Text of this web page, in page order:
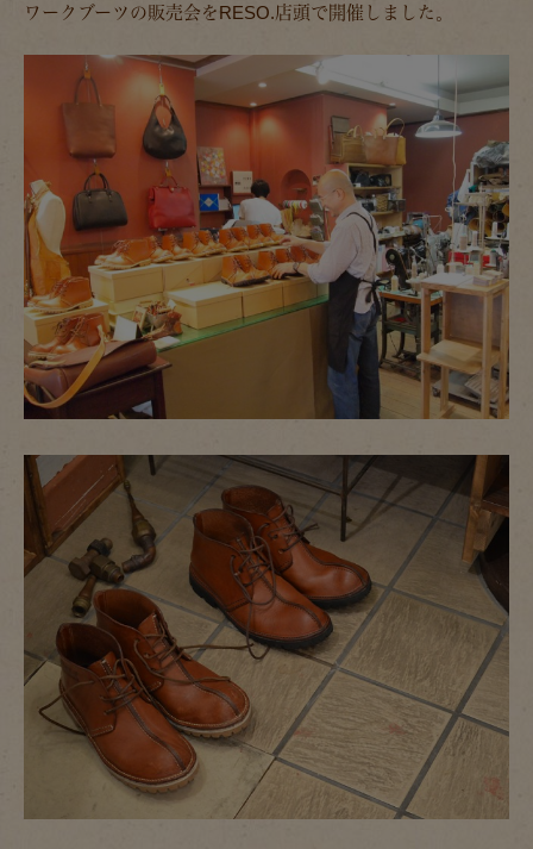
ワークブーツの販売会をRESO.店頭で開催しました。